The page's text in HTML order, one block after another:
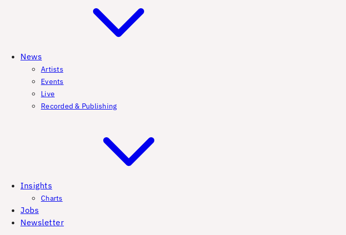
News
Artists
Events
Live
Recorded & Publishing
Insights
Charts
Jobs
Newsletter